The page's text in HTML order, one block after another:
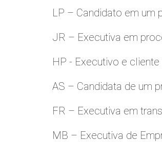
LP – Candidato em um
JR – Executiva em
HP - Executivo e cliente
AS – Candidata de um
FR – Executiva em
MB – Executiva de